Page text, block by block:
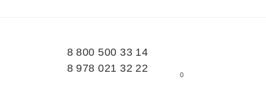
8 800 500 33 14
8 978 021 32 22
0